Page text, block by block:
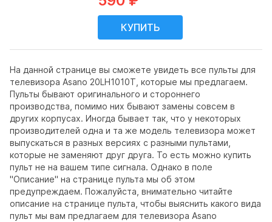
На данной странице вы сможете увидеть все пульты для
телевизора Asano 20LH1010T, которые мы предлагаем.
Пульты бывают оригинального и стороннего
производства, помимо них бывают замены совсем в
других корпусах. Иногда бывает так, что у некоторых
производителей одна и та же модель телевизора может
выпускаться в разных версиях с разными пультами,
которые не заменяют друг друга. То есть можно купить
пульт не на вашем типе сигнала. Однако в поле
"Описание" на странице пульта мы об этом
предупреждаем. Пожалуйста, внимательно читайте
описание на странице пульта, чтобы выяснить какого вида
пульт мы вам предлагаем для телевизора Asano